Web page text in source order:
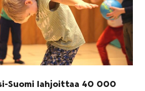
Suomi lahjoittaa 40 000